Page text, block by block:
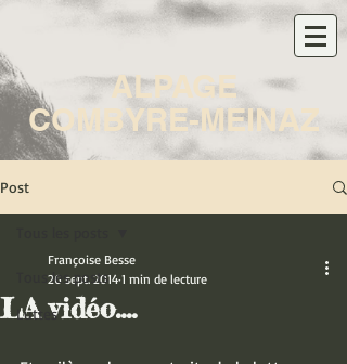
ALPAGE
COMBYRE-MEINAZ
Post
Tous les posts
Luttes
LA vidéo....
Françoise Besse
26 sept. 2014 1 min de lecture